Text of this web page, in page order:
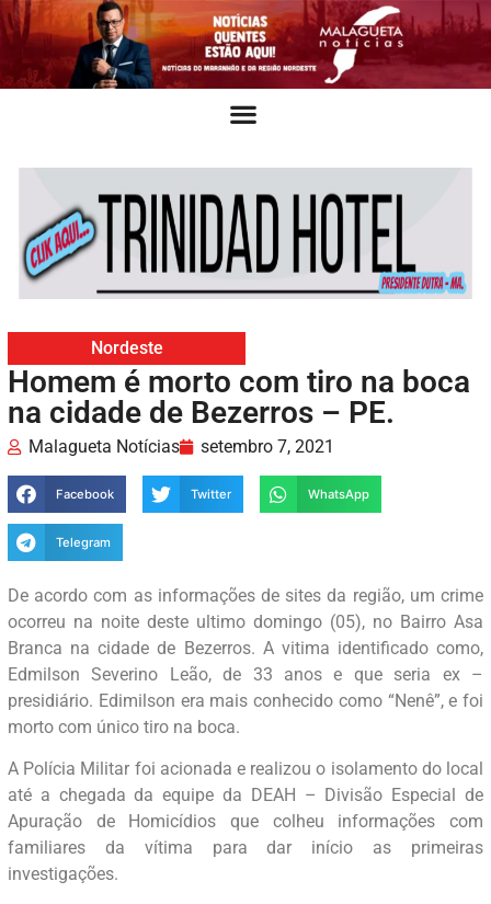
Nordeste
Homem é morto com tiro na boca
na cidade de Bezerros – PE.
Malagueta Notícias setembro 7, 2021
Facebook Twitter WhatsApp
Telegram
De acordo com as informações de sites da região, um crime
ocorreu na noite deste ultimo domingo (05), no Bairro Asa
Branca na cidade de Bezerros. A vitima identificado como,
Edmilson Severino Leão, de 33 anos e que seria ex –
presidiário. Edimilson era mais conhecido como “Nenê”, e foi
morto com único tiro na boca.
A Polícia Militar foi acionada e realizou o isolamento do local
até a chegada da equipe da DEAH – Divisão Especial de
Apuração de Homicídios que colheu informações com
familiares da vítima para dar início as primeiras
investigações.